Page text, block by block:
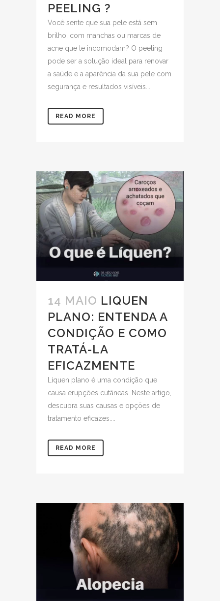
PEELING ?
Você sente que sua pele está sem
brilho, com manchas ou marcas de
acne que te incomodam? O peeling
pode ser a solução ideal para renovar
a saúde e a aparência da sua pele com
segurança e resultados visíveis....
READ MORE
14 MAIO LIQUEN
PLANO: ENTENDA A
CONDIÇÃO E COMO
TRATÁ-LA
EFICAZMENTE
Liquen plano é uma condição que
causa erupções cutâneas. Neste artigo,
descubra suas causas e opções de
tratamento eficazes....
READ MORE